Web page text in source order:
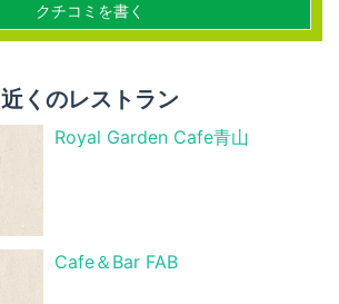
クチコミを書く
近くのレストラン
Royal Garden Cafe青山
Cafe＆Bar FAB